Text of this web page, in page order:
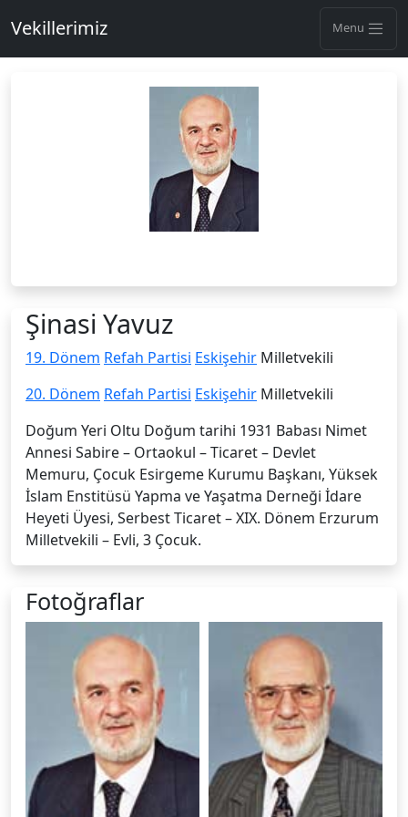
Vekillerimiz Menu
Şinasi Yavuz
19. Dönem Refah Partisi Eskişehir Milletvekili
20. Dönem Refah Partisi Eskişehir Milletvekili
Doğum Yeri Oltu Doğum tarihi 1931 Babası Nimet
Annesi Sabire – Ortaokul – Ticaret – Devlet
Memuru, Çocuk Esirgeme Kurumu Başkanı, Yüksek
İslam Enstitüsü Yapma ve Yaşatma Derneği İdare
Heyeti Üyesi, Serbest Ticaret – XIX. Dönem Erzurum
Milletvekili – Evli, 3 Çocuk.
Fotoğraflar